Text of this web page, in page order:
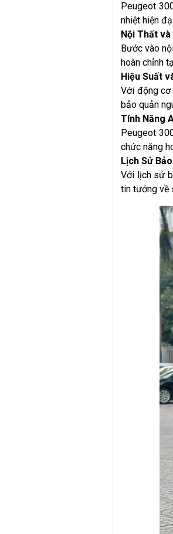
Peugeot
nhiệt hiện
Nội Thất
Bước vào
hoàn chỉnh
Hiệu Suất
Với động cơ
bảo quản
Tính Năng
Peugeot
chức năng
Lịch Sử
Với lịch sử
tin tưởng về